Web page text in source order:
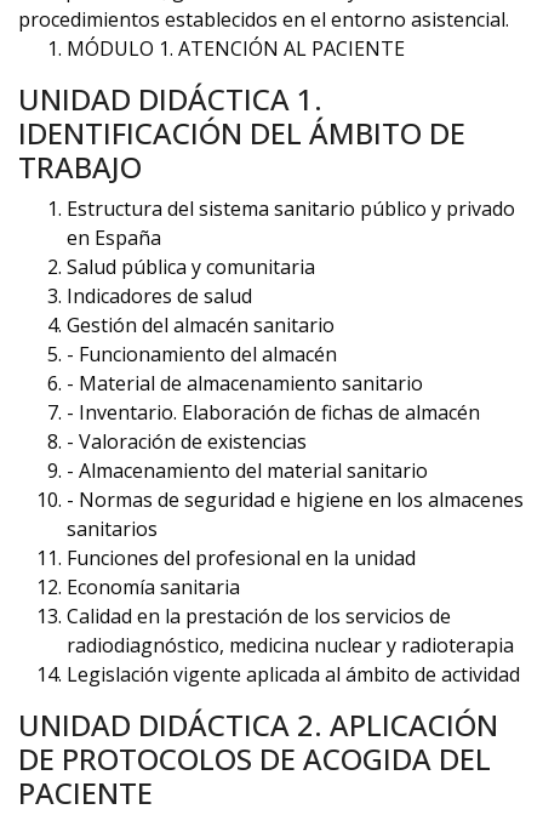
procedimientos establecidos en el entorno asistencial.
MÓDULO 1. ATENCIÓN AL PACIENTE
UNIDAD DIDÁCTICA 1.
IDENTIFICACIÓN DEL ÁMBITO DE
TRABAJO
Estructura del sistema sanitario público y privado
en España
Salud pública y comunitaria
Indicadores de salud
Gestión del almacén sanitario
- Funcionamiento del almacén
- Material de almacenamiento sanitario
- Inventario. Elaboración de fichas de almacén
- Valoración de existencias
- Almacenamiento del material sanitario
- Normas de seguridad e higiene en los almacenes
sanitarios
Funciones del profesional en la unidad
Economía sanitaria
Calidad en la prestación de los servicios de
radiodiagnóstico, medicina nuclear y radioterapia
Legislación vigente aplicada al ámbito de actividad
UNIDAD DIDÁCTICA 2. APLICACIÓN
DE PROTOCOLOS DE ACOGIDA DEL
PACIENTE